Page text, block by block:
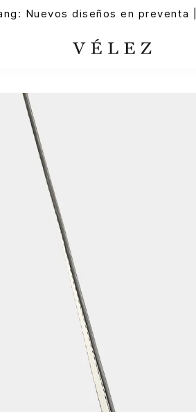
Nuevos diseños en preventa |